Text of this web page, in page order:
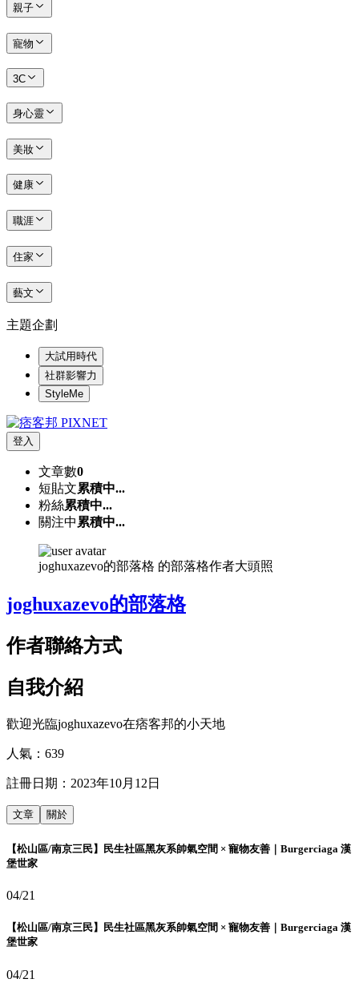
親子
寵物
3C
身心靈
美妝
健康
職涯
住家
藝文
主題企劃
大試用時代
社群影響力
StyleMe
登入
文章數0
短貼文累積中...
粉絲累積中...
關注中 累積中...
joghuxazevo的部落格 的部落格作者大頭照
joghuxazevo的部落格
作者聯絡方式
自我介紹
歡迎光臨joghuxazevo在痞客邦的小天地
人氣： 639
註冊日期： 2023年10月12日
文章 關於
【松山區/南京三民】民生社區黑灰系帥氣空間 × 寵物友善｜Burgerciaga 漢
堡世家
04/21
【松山區/南京三民】民生社區黑灰系帥氣空間 × 寵物友善｜Burgerciaga 漢
堡世家
04/21